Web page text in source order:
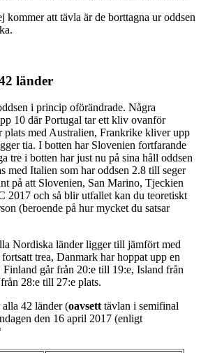
kommer att tävla är de borttagna ur oddsen
länder
i princip oförändrade. Några
10 där Portugal tar ett kliv ovanför
plats med Australien, Frankrike kliver upp
tia. I botten har Slovenien fortfarande
tre i botten har just nu på sina håll oddsen
med Italien som har oddsen 2.8 till seger
på att Slovenien, San Marino, Tjeckien
2017 och så blir utfallet kan du teoretiskt
(beroende på hur mycket du satsar
Nordiska länder ligger till jämfört med
trea, Danmark har hoppat upp en
går från 20:e till 19:e, Island från
28:e till 27:e plats.
alla 42 länder (oavsett tävlan i semifinal
den 16 april 2017 (enligt